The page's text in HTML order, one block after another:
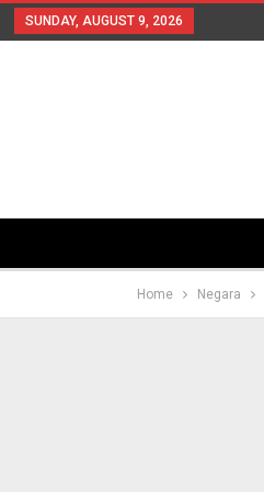
SUNDAY, AUGUST 9, 2026
Home Negara